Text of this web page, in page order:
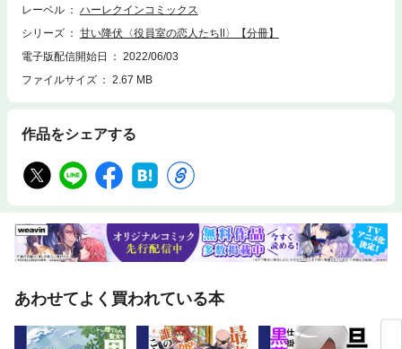
レーベル
ハーレクインコミックス
シリーズ
甘い降伏〈役員室の恋人たちⅡ〉【分冊】
電子版配信開始日
2022/06/03
ファイルサイズ
2.67 MB
作品をシェアする
あわせてよく買われている本